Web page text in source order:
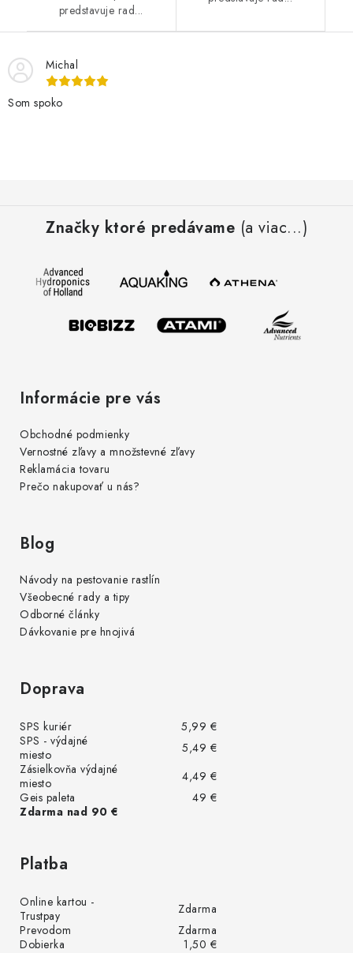
predstavuje rad...
Michal
Som spoko
Značky ktoré predávame (a viac...)
Informácie pre vás
Obchodné podmienky
Vernostné zľavy a množstevné zľavy
Reklamácia tovaru
Prečo nakupovať u nás?
Blog
Návody na pestovanie rastlín
Všeobecné rady a tipy
Odborné články
Dávkovanie pre hnojivá
Doprava
SPS kuriér
5,99 €
SPS - výdajné
miesto
5,49 €
Zásielkovňa výdajné
miesto
4,49 €
Geis paleta
49 €
Zdarma nad 90 €
Platba
Online kartou -
Trustpay
Zdarma
Prevodom
Zdarma
Dobierka
1,50 €